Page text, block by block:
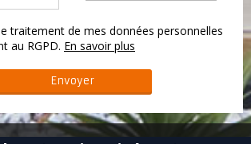
traitement de mes données personnelles
au RGPD. En savoir plus